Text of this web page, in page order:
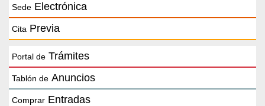
Sede Electrónica
Cita Previa
Portal de Trámites
Tablón de Anuncios
Comprar Entradas